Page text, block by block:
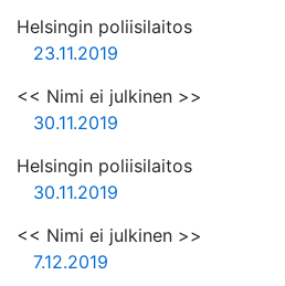
Helsingin poliisilaitos
23.11.2019
<< Nimi ei julkinen >>
30.11.2019
Helsingin poliisilaitos
30.11.2019
<< Nimi ei julkinen >>
7.12.2019